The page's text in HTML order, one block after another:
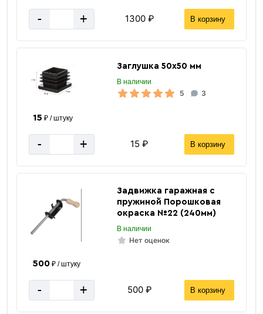
- + 1300 ₽ В корзину
Заглушка 50х50 мм
В наличии
5 3
15 ₽ / штуку
- + 15 ₽ В корзину
Задвижка гаражная с
пружиной Порошковая
окраска №22 (240мм)
В наличии
Нет оценок
500₽ / штуку
- + 500 ₽ В корзину
Квадратная
труба
«Быстрый заказ»